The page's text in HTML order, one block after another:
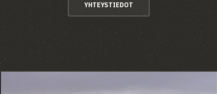
YHTEYSTIEDOT